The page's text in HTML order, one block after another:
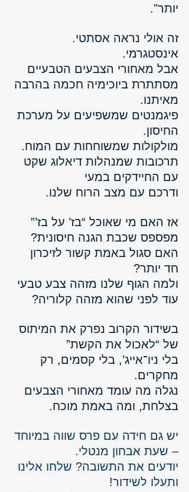
יותר".
זה אולי נראה אסתטי.
אינסטגרמי.
אבל מאחורי הצבעים הטבעיים
מסתתרת ביוכימיה חכמה בהרבה
מאיתנו.
פיגמנטים שמשפיעים על מערכת
החיסון.
מולקולות שמשוחחות עם המוח.
תרכובות שמנהלות דיאלוג שקט
עם החיידקים במעי
ודרכם עם מצב הרוח שלנו.
אז האם מי שאוכל “בז’ על בז’”
מפספס שכבת הגנה חיסונית?
האם סגול באמת קשור לזיכרון
חד יותר?
ולמה הגוף שלנו מזהה צבע טבעי
עוד לפני שהוא מזהה קלוריה?
בשידור הקרוב נפרק את המיתוס
של “לאכול את הקשת”
בלי ניו־אייג’, בלי קסמים, רק
מחקרים.
נגלה מה עומד מאחורי הצבעים
בצלחת, ומה באמת מוכח.
יש גם חידה עם פרס שווה במיוחד
– שעת אבחון מנטלי.
יודעים את התשובה? שלחו אלינו
ותעלו לשידור!